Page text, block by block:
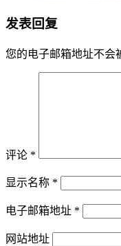
发表回复
您的电子邮箱地址不会
评论 *
显示名称 *
电子邮箱地址 *
网站地址